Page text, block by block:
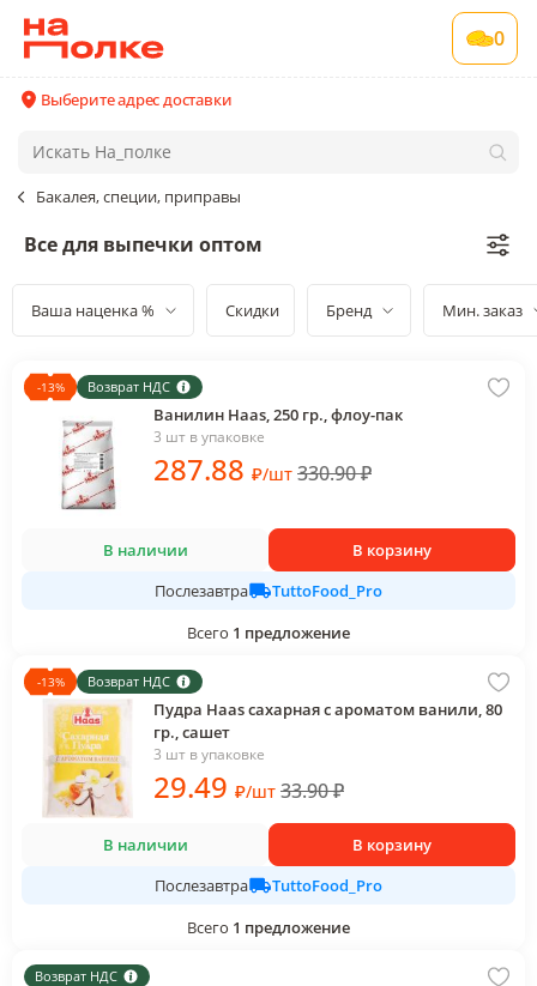
0
Выберите адрес доставки
Бакалея, специи, приправы
Все для выпечки оптом
Ваша наценка % Скидки Бренд Мин. заказ
-13% Возврат НДС
Ванилин Haas, 250 гр., флоу-пак
3 шт в упаковке
287.88 ₽/шт 330.90₽
В наличии
В корзину
Послезавтра
TuttoFood_Pro
Всего 1 предложение
-13% Возврат НДС
Пудра Haas сахарная с ароматом ванили, 80
гр., сашет
3 шт в упаковке
29.49 ₽/шт 33.90₽
В наличии
В корзину
Послезавтра
TuttoFood_Pro
Всего 1 предложение
Возврат НДС